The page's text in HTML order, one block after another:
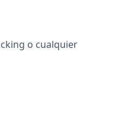
o cualquier